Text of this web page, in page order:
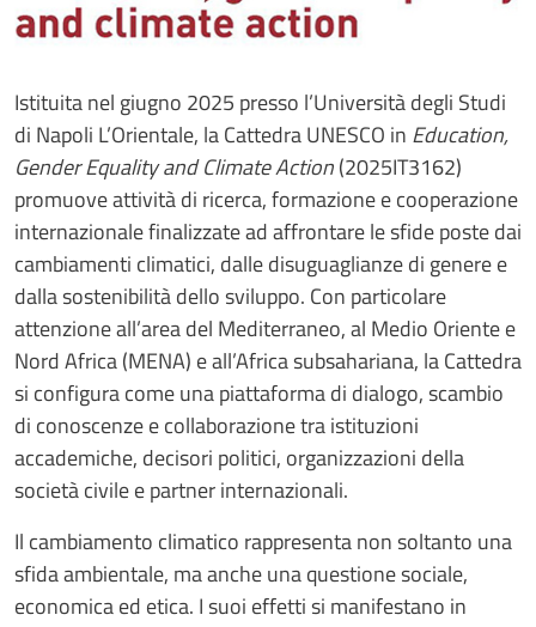
Istituita nel giugno 2025 presso l’Università degli Studi
di Napoli L’Orientale, laCattedra UNESCO in Education,
Gender Equality and Climate Action(2025IT3162)
promuove attività di ricerca, formazione e cooperazione
internazionale finalizzate ad affrontare le sfide poste dai
cambiamenti climatici, dalle disuguaglianze di genere e
dalla sostenibilità dello sviluppo. Con particolare
attenzione all’area del Mediterraneo, al Medio Oriente e
Nord Africa (MENA) e all’Africa subsahariana, la Cattedra
si configura come una piattaforma di dialogo, scambio
di conoscenze e collaborazione tra istituzioni
accademiche, decisori politici, organizzazioni della
società civile e partner internazionali.
Il cambiamento climatico rappresenta non soltanto una
sfida ambientale, ma anche una questione sociale,
economica ed etica. I suoi effetti si manifestano in